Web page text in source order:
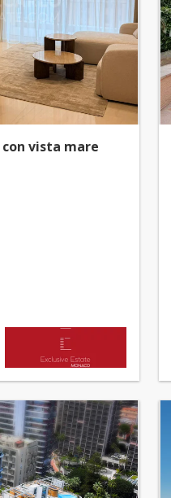
vista mare